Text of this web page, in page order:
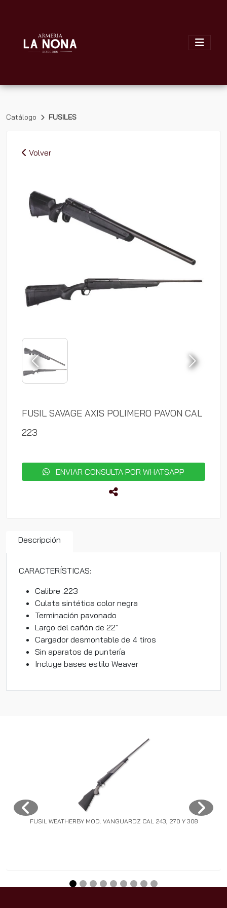
Catálogo FUSILES
Volver
FUSIL SAVAGE AXIS POLIMERO PAVON CAL
223
ENVIAR CONSULTA POR WHATSAPP
Descripción
CARACTERÍSTICAS:
Calibre .223
Culata sintética color negra
Terminación pavonado
Largo del cañón de 22″
Cargador desmontable de 4 tiros
Sin aparatos de puntería
Incluye bases estilo Weaver
FUSIL WEATHERBY MOD. VANGUARDZ CAL 243, 270 Y 308